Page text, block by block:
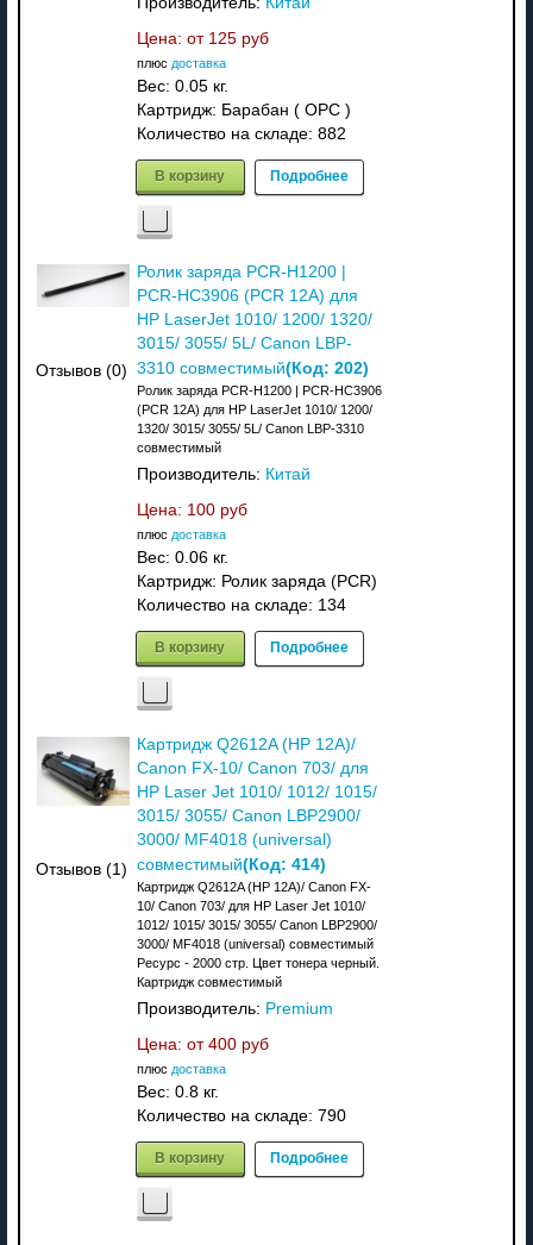
Цена: от 125 руб
плюс доставка
Вес: 0.05 кг.
Картридж: Барабан ( OPC )
Количество на складе: 882
В корзину Подробнее
Отзывов (0)
Ролик заряда PCR-H1200 |
PCR-HC3906 (PCR 12A) для
HP LaserJet 1010/ 1200/ 1320/
3015/ 3055/ 5L/ Canon LBP-
3310 совместимый(Код: 202)
Ролик заряда PCR-H1200 | PCR-HC3906
(PCR 12A) для HP LaserJet 1010/ 1200/
1320/ 3015/ 3055/ 5L/ Canon LBP-3310
совместимый
Производитель: Китай
Цена: 100 руб
плюс доставка
Вес: 0.06 кг.
Картридж: Ролик заряда (PCR)
Количество на складе: 134
В корзину Подробнее
Отзывов (1)
Картридж Q2612A (HP 12A)/
Canon FX-10/ Canon 703/ для
HP Laser Jet 1010/ 1012/ 1015/
3015/ 3055/ Canon LBP2900/
3000/ MF4018 (universal)
совместимый(Код: 414)
Картридж Q2612A (HP 12A)/ Canon FX-
10/ Canon 703/ для HP Laser Jet 1010/
1012/ 1015/ 3015/ 3055/ Canon LBP2900/
3000/ MF4018 (universal) совместимый
Ресурс - 2000 стр. Цвет тонера черный.
Картридж совместимый
Производитель: Premium
Цена: от 400 руб
плюс доставка
Вес: 0.8 кг.
Количество на складе: 790
В корзину Подробнее